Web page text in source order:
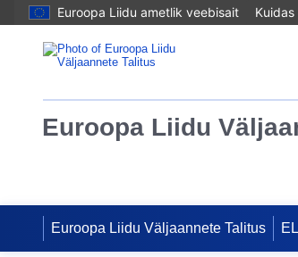
Euroopa Liidu ametlik veebisait
Euroopa Liidu
Euroopa Liidu Väljaannete Talitus